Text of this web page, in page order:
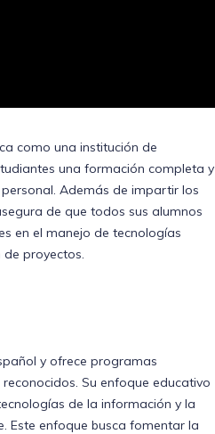
como una institución de
una formación completa y
Además de impartir los
de que todos sus alumnos
en el manejo de tecnologías
proyectos.
y ofrece programas
Su enfoque educativo
de la información y la
Este enfoque busca fomentar la